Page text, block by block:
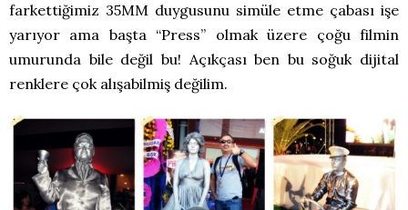
farkettiğimiz 35MM duygusunu simüle etme çabası işe
yarıyor ama başta “Press” olmak üzere çoğu filmin
umurunda bile değil bu! Açıkçası ben bu soğuk dijital
renklere çok alışabilmiş değilim.